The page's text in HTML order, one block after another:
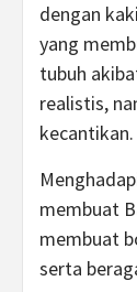
dengan
yang
tubuh
realistis,
kecantikan.
membuat
membuat
serta